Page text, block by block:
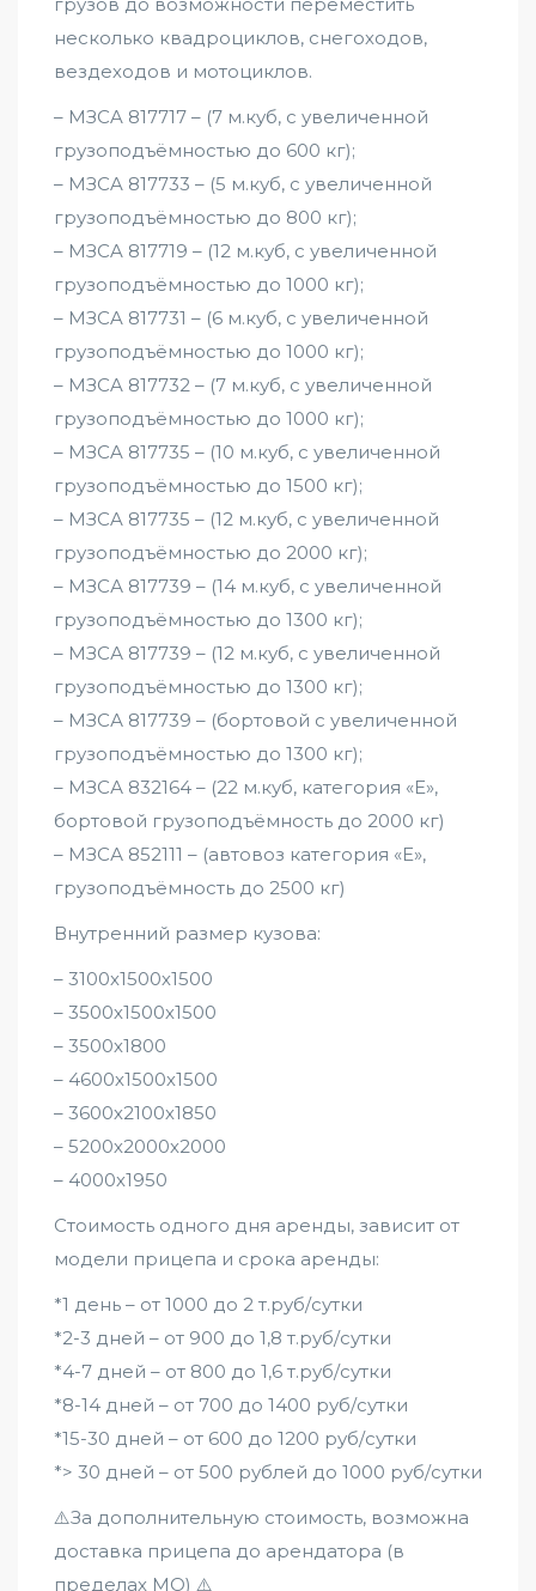
несколько квадроциклов, снегоходов,
вездеходов и мотоциклов.
– MЗCA 817717 – (7 м.куб, с увеличенной
грузоподъёмностью до 600 кг);
– MЗCA 817733 – (5 м.куб, с увеличенной
грузоподъёмностью до 800 кг);
– MЗCA 817719 – (12 м.куб, с увеличенной
грузоподъёмностью до 1000 кг);
– MЗCA 817731 – (6 м.куб, с увеличенной
грузоподъёмностью до 1000 кг);
– MЗCA 817732 – (7 м.куб, с увеличенной
грузоподъёмностью до 1000 кг);
– MЗCA 817735 – (10 м.куб, с увеличенной
грузоподъёмностью до 1500 кг);
– MЗCA 817735 – (12 м.куб, с увеличенной
грузоподъёмностью до 2000 кг);
– МЗСА 817739 – (14 м.куб, с увеличенной
грузоподъёмностью до 1300 кг);
– МЗСА 817739 – (12 м.куб, с увеличенной
грузоподъёмностью до 1300 кг);
– МЗСА 817739 – (бортовой с увеличенной
грузоподъёмностью до 1300 кг);
– МЗСА 832164 – (22 м.куб, категория «Е»,
бортовой грузоподъёмность до 2000 кг)
– МЗСА 852111 – (автовоз категория «Е»,
грузоподъёмность до 2500 кг)
Внутренний размер кузова:
– 3100х1500х1500
– 3500х1500х1500
– 3500х1800
– 4600х1500х1500
– 3600х2100х1850
– 5200х2000х2000
– 4000х1950
Стоимость одного дня аренды, зависит от
модели прицепа и срока аренды:
*1 день – от 1000 до 2 т.руб/сутки
*2-3 дней – от 900 до 1,8 т.руб/сутки
*4-7 дней – от 800 до 1,6 т.руб/сутки
*8-14 дней – от 700 до 1400 руб/сутки
*15-30 дней – от 600 до 1200 руб/сутки
*> 30 дней – от 500 рублей до 1000 руб/сутки
⚠️За дополнительную стоимость, возможна
доставка прицепа до арендатора (в
пределах МО) ⚠️